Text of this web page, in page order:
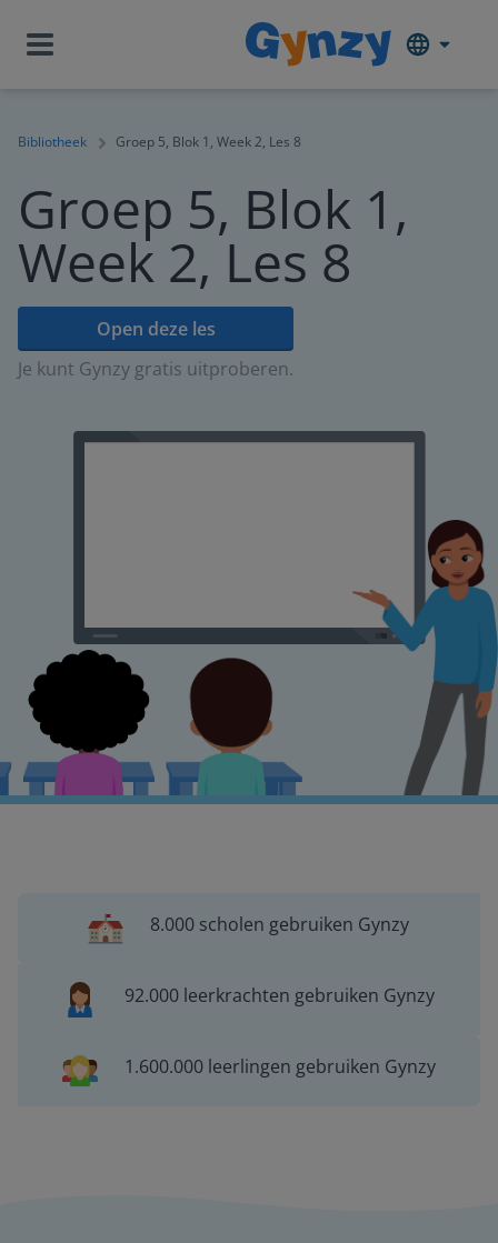
Bibliotheek Groep 5, Blok 1, Week 2, Les 8
Groep 5, Blok 1,
Week 2, Les 8
Open deze les
Je kunt Gynzy gratis uitproberen.
8.000 scholen gebruiken Gynzy
92.000 leerkrachten gebruiken Gynzy
1.600.000 leerlingen gebruiken Gynzy